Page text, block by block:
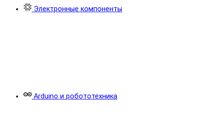
Электронные компоненты
Arduino и робототехника